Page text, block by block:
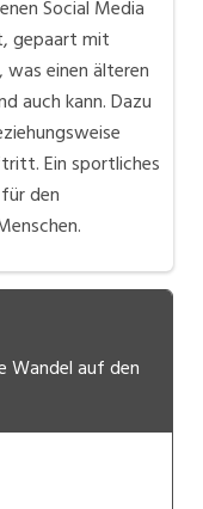
Social Media
gepaart mit
was einen älteren
auch kann. Dazu
Ein sportliches
den
Wandel auf den